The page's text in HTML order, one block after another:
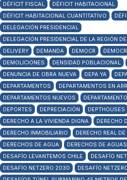
DÉFICIT FISCAL
DÉFICIT HABITACIONAL
DÉFICIT HABITACIONAL CUANTITATIVO
DELEGACIÓN PRESIDENCIAL
DELEGACIÓN PRESIDENCIAL DE LA REGIÓN
DELIVERY
DEMANDA DEMOCR
DEMOLICIONES
DENSIDAD POBLACIONAL
DENUNCIA DE OBRA NUEVA
DEPA YA
DEPARTAMENTOS
DEPARTAMENTOS EN
DEPARTAMENTOS NUEVOS
DEPORTES
DEPRECIACIÓN DEPTHOUSES
DERECHO A LA VIVIENDA DIGNA
DERECHO
DERECHO INMOBILIARIO
DERECHO REAL
DERECHOS DE AGUA
DERECHOS DE AGUAS
DESAFÍO LEVANTEMOS CHILE
DESAFÍO
DESAFÍO NETZERO 2030
DESAFÍO